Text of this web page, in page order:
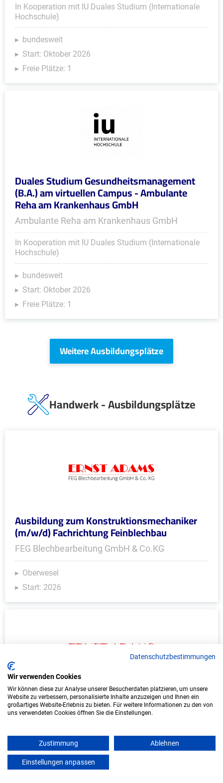
In Kooperation mit IU Duales Studium (Internationale
Hochschule)
bundesweit
Start: Oktober 2026
Freie Plätze: 1
Duales Studium Gesundheitsmanagement
(B.A.) am virtuellen Campus - Ambulante
Reha am Krankenhaus GmbH
Ambulante Reha am Krankenhaus GmbH
In Kooperation mit IU Duales Studium (Internationale
Hochschule)
bundesweit
Start: Oktober 2026
Freie Plätze: 1
Weitere Ausbildungsplätze
Handwerk - Ausbildungsplätze
Ausbildung zum Konstruktionsmechaniker
(m/w/d) Fachrichtung Feinblechbau
FEG Blechbearbeitung GmbH & Co.KG
Oberwesel
Start: 2026
Ausbildung zur Fachkraft für Metalltechnik
(m/w/d) – Fachrichtung
FEG Blechbearbeitung GmbH & Co.KG
Oberwesel
Datenschutzbestimmungen
Wir verwenden Cookies
Wir können diese zur Analyse unserer Besucherdaten platzieren, um unsere
Website zu verbessern, personalisierte Inhalte anzuzeigen und Ihnen ein
großartiges Website-Erlebnis zu bieten. Für weitere Informationen zu den von
uns verwendeten Cookies öffnen Sie die Einstellungen.
Zustimmung Ablehnen
Einstellungen anpassen